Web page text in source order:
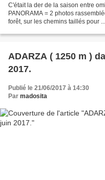
C'était la der de la saison entre
PANORAMA = 2 photos
forêt, sur les chemins taillés pour
ADARZA ( 1250 m )
2017.
Publié le 21/06/2017 à 14:30
Par madosita